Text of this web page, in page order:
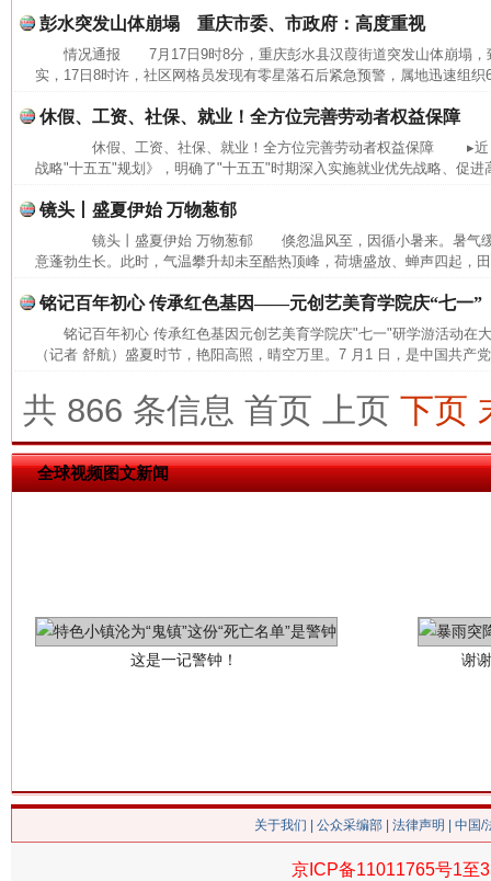
彭水突发山体崩塌 重庆市委、市政府：高度重视
情况通报 7月17日9时8分，重庆彭水县汉葭街道突发山体崩塌，
实，17日8时许，社区网格员发现有零星落石后紧急预警，属地迅速组
休假、工资、社保、就业！全方位完善劳动者权益保障
休假、工资、社保、就业！全方位完善劳动者权益保障 ▸近
战略"十五五"规划》，明确了"十五五"时期深入实施就业优先战略、促进
镜头丨盛夏伊始 万物葱郁
镜头丨盛夏伊始 万物葱郁 倏忽温风至，因循小暑来。暑气缓
意蓬勃生长。此时，气温攀升却未至酷热顶峰，荷塘盛放、蝉声四起，
铭记百年初心 传承红色基因——元创艺美育学院庆“七一”
铭记百年初心 传承红色基因元创艺美育学院庆"七一"研学游活动
（记者 舒航）盛夏时节，艳阳高照，晴空万里。7 月1 日，是中国共产
共 866 条信息 首页 上页 下页
全球视频图文新闻
网上购药对药下症？
关于我们 公众采编部 法律声明 | 中国
京ICP备11011765号1至